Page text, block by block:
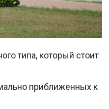
типа, который стоит
приближенных к